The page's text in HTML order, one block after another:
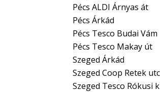
Pécs ALDI Árnyas át
Pécs Árkád
Pécs Tesco Budai Vám
Pécs Tesco Makay út
Szeged Árkád
Szeged Coop Retek
Szeged Tesco Rókusi